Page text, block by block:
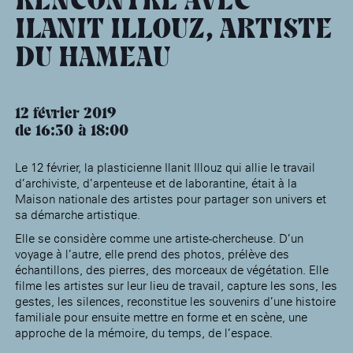
ILANIT ILLOUZ, ARTISTE
DU HAMEAU
12 février 2019
de 16:30
18:00
Le 12 février, la plasticienne Ilanit Illouz qui allie le travail
d’archiviste, d’arpenteuse et de laborantine, était à la
Maison nationale des artistes pour partager son univers et
sa démarche artistique.
Elle se considère comme une artiste-chercheuse. D’un
voyage à l’autre, elle prend des photos, prélève des
échantillons, des pierres, des morceaux de végétation. Elle
filme les artistes sur leur lieu de travail, capture les sons, les
gestes, les silences, reconstitue les souvenirs d’une histoire
familiale pour ensuite mettre en forme et en scène, une
approche de la mémoire, du temps, de l’espace.
âge, à laMaison nationale
des artistes(EHPAD) Accueil
Fondation
Rotonde Balzac de l’Hôtel
Salomon de Rothschild
Jardin public de l’Hôtel
Salomon de Rothschild